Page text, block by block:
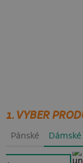
1. VYBER
Pánské Dámské